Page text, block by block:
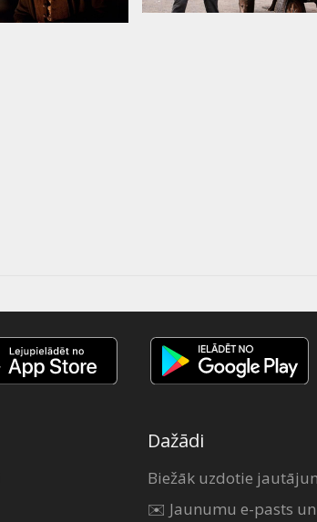
Dažādi
Biežāk uzdotie
✉️ Jaunumu e-pasts un